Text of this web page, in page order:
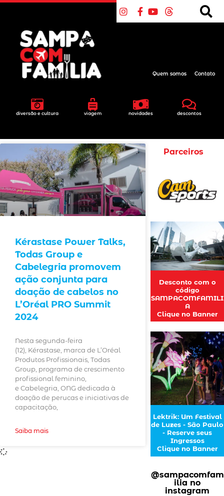
diversão e cultura viagem novidades descontos
Quem somos Contato
Kérastase Power Talks,
Todas Group e
Cabelegria promovem
ação conjunta para
doação de cabelos no
L’Oréal PRO Summit
2024
Nesta segunda-feira
(12), Kérastase, marca de L’Oréal
Produtos Profissionais, Todas
Group, programa de crescimento
profissional feminino,
e Cabelegria, ONG dedicada à
doação de perucas e iniciativas de
capacitação,
Saiba mais
Parceiros
Desconto com o
código
SAMPACOMFAMILI
A
Clique no Banner
Lektrik: Um Festival
de Luzes - São Paulo
- Reserve seus
Ingressos
Clique no Banner
@sampacomfam
ilia no
instagram